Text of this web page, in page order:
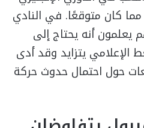
مما كان متوقعًا. في النادي
أنه يحتاج إلى
يتزايد وقد أدى
حول احتمال حدوث حركة